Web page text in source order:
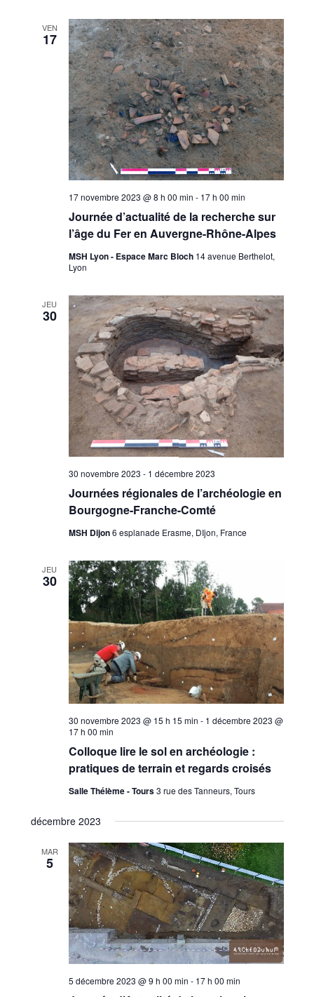
VEN
17
Journée d’actualité de la recherche sur
l’âge du Fer en Auvergne-Rhône-Alpes
17 novembre 2023 @ 8 h 00 min - 17 h 00 min
MSH Lyon - Espace Marc Bloch 14 avenue Berthelot,
Lyon
JEU
30
Journées régionales de l’archéologie en
Bourgogne-Franche-Comté
30 novembre 2023 - 1 décembre 2023
MSH Dijon6 esplanade Erasme, DIjon, France
JEU
30
Colloque lire le sol en archéologie :
pratiques de terrain et regards croisés
30 novembre 2023 @ 15 h 15 min - 1 décembre 2023 @
17 h 00 min
Salle Thélème - Tours3 rue des Tanneurs, Tours
décembre 2023
MAR
5
5 décembre 2023 @ 9 h 00 min - 17 h 00 min